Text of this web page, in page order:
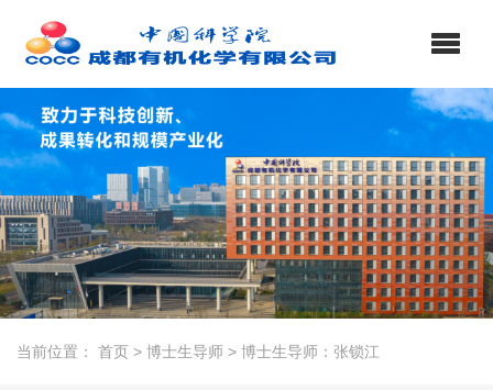
当前位置： 首页 > 博士生导师 > 博士生导师：张锁江